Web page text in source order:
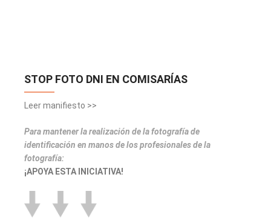
STOP FOTO DNI EN COMISARÍAS
Leer manifiesto >>
Para mantener la realización de la fotografía de
identificación en manos de los profesionales de la
fotografía:
¡APOYA ESTA INICIATIVA!